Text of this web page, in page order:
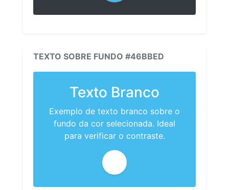
TEXTO SOBRE FUNDO #46BBED
Texto Branco
Exemplo de texto branco sobre o
fundo da cor selecionada. Ideal
para verificar o contraste.